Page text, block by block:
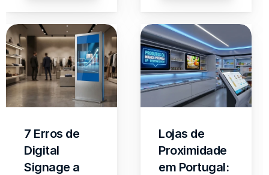
7 Erros de
Digital
Signage a
Lojas de
Proximidade
em Portugal: